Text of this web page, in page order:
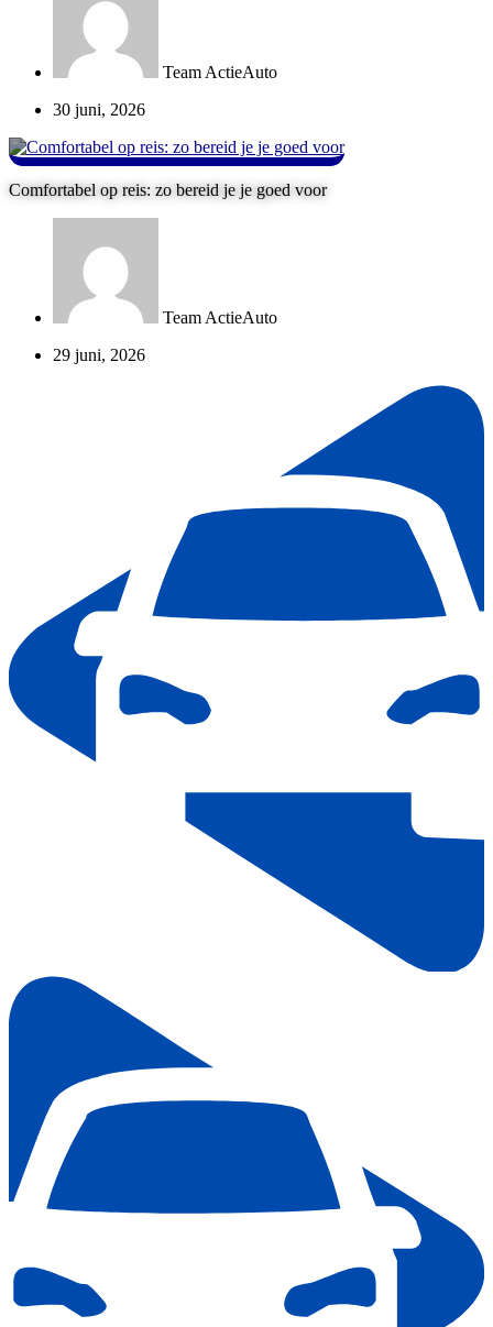
Team ActieAuto
30 juni, 2026
Comfortabel op reis: zo bereid je je goed voor
Team ActieAuto
29 juni, 2026